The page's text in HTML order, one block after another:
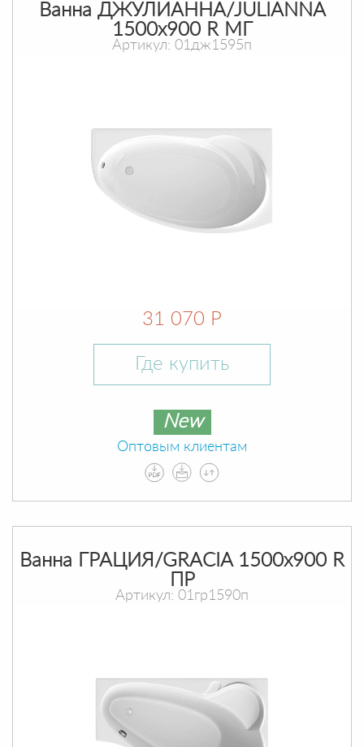
Ванна ДЖУЛИАННА/JULIANNA
1500х900 R МГ
Артикул: 01дж1595п
31 070 Р
Где купить
New
Оптовым клиентам
Ванна ГРАЦИЯ/GRACIA 1500х900 R
ПР
Артикул: 01гр1590п